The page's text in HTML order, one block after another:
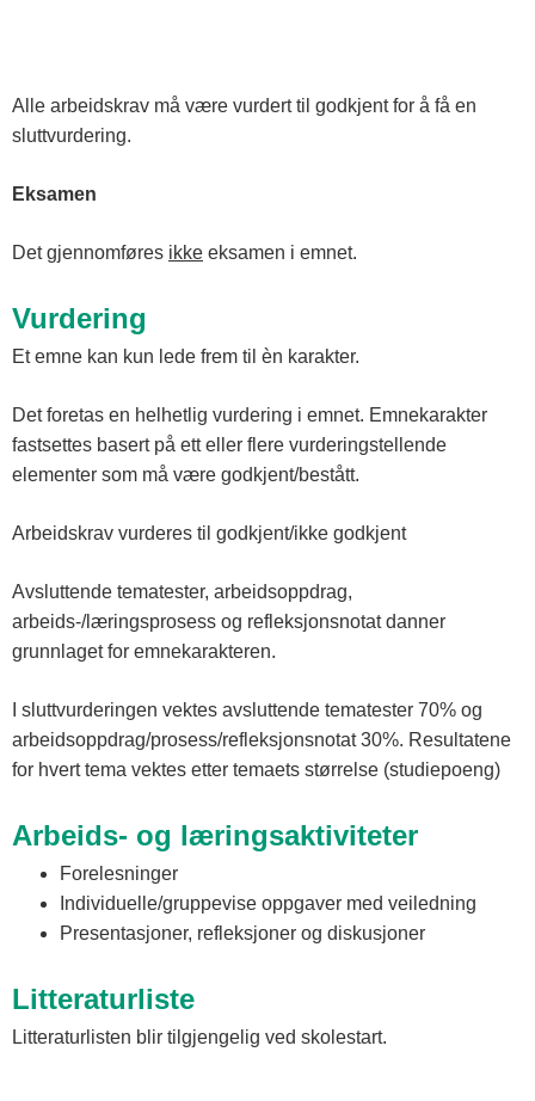
Alle arbeidskrav må være vurdert til godkjent for å få en
sluttvurdering.
Eksamen
Det gjennomføres ikke eksamen i emnet.
Vurdering
Et emne kan kun lede frem til èn karakter.
Det foretas en helhetlig vurdering i emnet. Emnekarakter
fastsettes basert på ett eller flere vurderingstellende
elementer som må være godkjent/bestått.
Arbeidskrav vurderes til godkjent/ikke godkjent
Avsluttende tematester, arbeidsoppdrag,
arbeids-/læringsprosess og refleksjonsnotat danner
grunnlaget for emnekarakteren.
I sluttvurderingen vektes avsluttende tematester 70% og
arbeidsoppdrag/prosess/refleksjonsnotat 30%. Resultatene
for hvert tema vektes etter temaets størrelse (studiepoeng)
Arbeids- og læringsaktiviteter
Forelesninger
Individuelle/gruppevise oppgaver med veiledning
Presentasjoner, refleksjoner og diskusjoner
Litteraturliste
Litteraturlisten blir tilgjengelig ved skolestart.